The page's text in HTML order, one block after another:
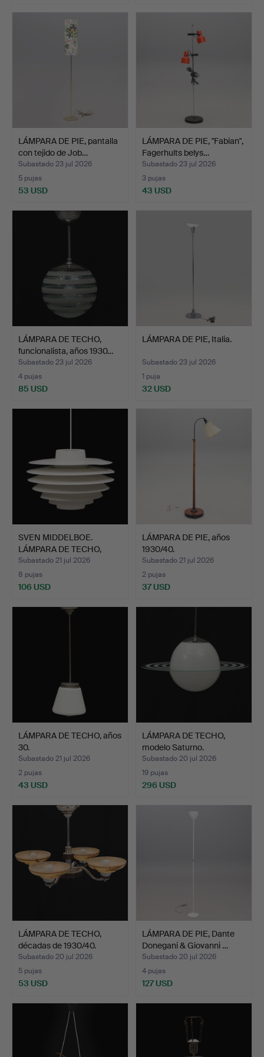
LÁMPARA DE PIE, pantalla
con tejido de Job…
Subastado 23 jul 2026
5 pujas
53 USD
LÁMPARA DE PIE, "Fabian",
Fagerhults belys…
Subastado 23 jul 2026
3 pujas
43 USD
LÁMPARA DE TECHO,
funcionalista, años 1930…
Subastado 23 jul 2026
4 pujas
85 USD
LÁMPARA DE PIE, Italia.
Subastado 23 jul 2026
1 puja
32 USD
SVEN MIDDELBOE.
LÁMPARA DE TECHO,
"Verona …
Subastado 21 jul 2026
8 pujas
106 USD
LÁMPARA DE PIE, años
1930/40.
Subastado 21 jul 2026
2 pujas
37 USD
LÁMPARA DE TECHO, años
30.
Subastado 21 jul 2026
2 pujas
43 USD
LÁMPARA DE TECHO,
modelo Saturno.
Subastado 20 jul 2026
19 pujas
296 USD
LÁMPARA DE TECHO,
décadas de 1930/40.
Subastado 20 jul 2026
5 pujas
53 USD
LÁMPARA DE PIE, Dante
Donegani & Giovanni …
Subastado 20 jul 2026
4 pujas
127 USD